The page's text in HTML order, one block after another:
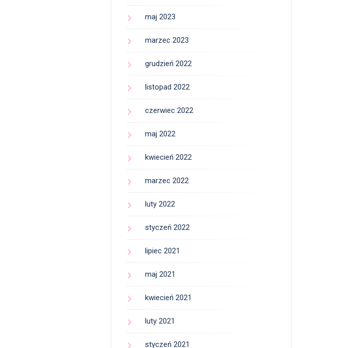
maj 2023
marzec 2023
grudzień 2022
listopad 2022
czerwiec 2022
maj 2022
kwiecień 2022
marzec 2022
luty 2022
styczeń 2022
lipiec 2021
maj 2021
kwiecień 2021
luty 2021
styczeń 2021